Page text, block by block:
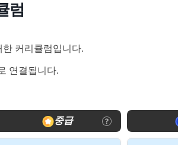
럼
커리큘럼입니다.
연결됩니다.
중급